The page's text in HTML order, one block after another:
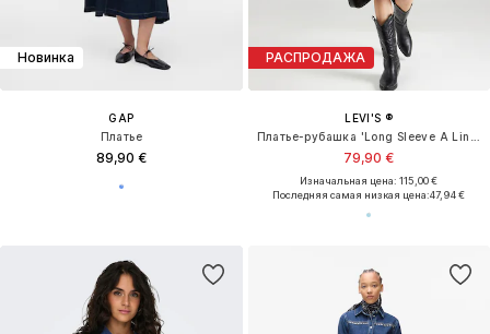
Новинка
GAP
Платье
89,90 €
РАСПРОДАЖА
LEVI'S ®
79,90 €
Изначальная цена: 115,00 €
Последняя самая низкая цена:47,94 €